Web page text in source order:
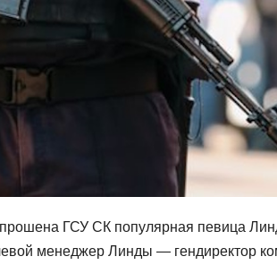
ГСУ СК популярная певица
менеджер Линды — гендиректор